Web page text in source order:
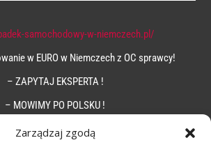
Zarządzaj zgodą
samochodowy-w-niemczech.pl/
w EURO w Niemczech z OC sprawcy!
– ZAPYTAJ EKSPERTA !
– MOWIMY PO POLSKU !